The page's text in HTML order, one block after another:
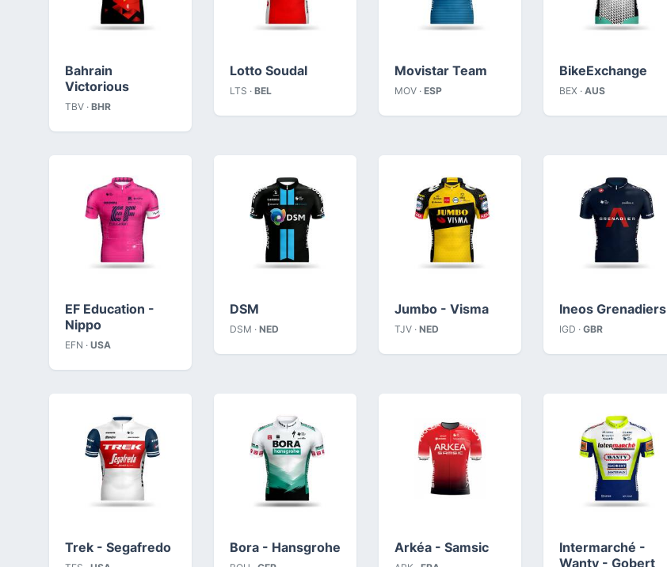
Bahrain
Victorious
TBV · BHR
Lotto Soudal
LTS · BEL
Movistar Team
MOV · ESP
BikeExchange
BEX · AUS
EF Education -
Nippo
EFN · USA
DSM
DSM · NED
Jumbo - Visma
TJV · NED
Ineos Grenadiers
IGD · GBR
Trek - Segafredo Bora - Hansgrohe Arkéa - Samsic
Intermarché -
Wanty - Gobert